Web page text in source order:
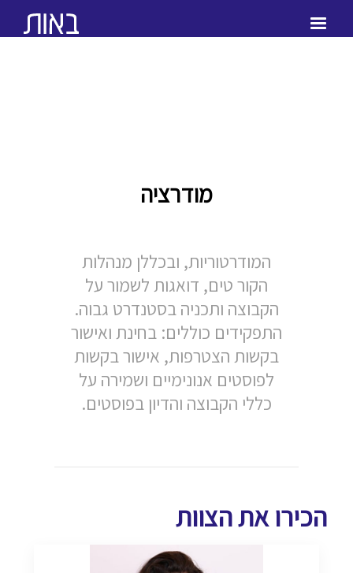
מודרציה
המודרטוריות, ובכללן מנהלות
הקור טים, דואגות לשמור על
הקבוצה ותכניה בסטנדרט גבוה.
התפקידים כוללים: בחינת ואישור
בקשות הצטרפות, אישור בקשות
לפוסטים אנונימיים ושמירה על
כללי הקבוצה והדיון בפוסטים.
הכירו את הצוות